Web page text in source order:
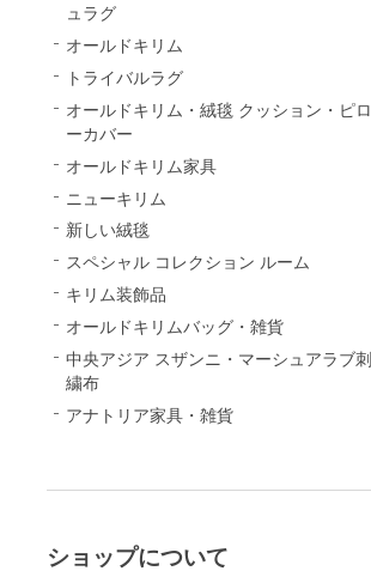
ュラグ
オールドキリム
トライバルラグ
オールドキリム・絨毯 クッション・ピロ
ーカバー
オールドキリム家具
ニューキリム
新しい絨毯
スペシャル コレクション ルーム
キリム装飾品
オールドキリムバッグ・雑貨
中央アジア スザンニ・マーシュアラブ刺
繍布
アナトリア家具・雑貨
ショップについて